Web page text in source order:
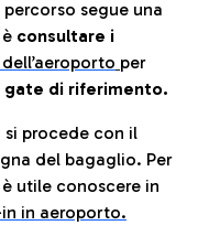
segue una
consultare i
per
gate di riferimento.
procede con il
del bagaglio. Per
utile conoscere in
in aeroporto.